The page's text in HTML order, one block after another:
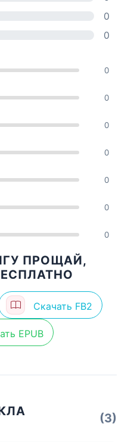
0
0
0
0
0
0
0
0
0
ПРОЩАЙ,
Скачать FB2
EPUB
(3)